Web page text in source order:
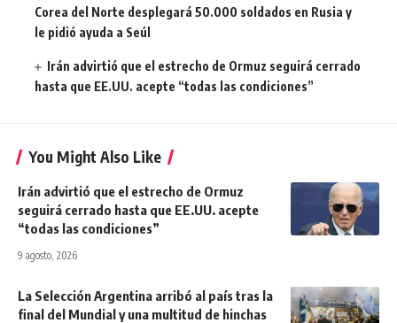
Corea del Norte desplegará 50.000 soldados en Rusia y
le pidió ayuda a Seúl
Irán advirtió que el estrecho de Ormuz seguirá cerrado
hasta que EE.UU. acepte “todas las condiciones”
You Might Also Like
Irán advirtió que el estrecho de Ormuz
seguirá cerrado hasta que EE.UU. acepte
“todas las condiciones”
9 agosto, 2026
La Selección Argentina arribó al país tras la
final del Mundial y una multitud de hinchas